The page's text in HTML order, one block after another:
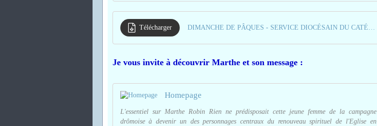
Télécharger DIMANCHE DE PÂQUES - SERVICE DIOCÉSAIN DU CATÉCHUMAT
Je vous invite à découvrir Marthe et son message :
Homepage
L'essentiel sur Marthe Robin Rien ne prédisposait cette jeune femme de la campagne
drômoise à devenir un des personnages centraux du renouveau spirituel de l'Eglise en